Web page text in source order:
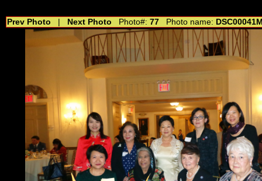
Prev Photo Next Photo Photo#: 77 Photo name: